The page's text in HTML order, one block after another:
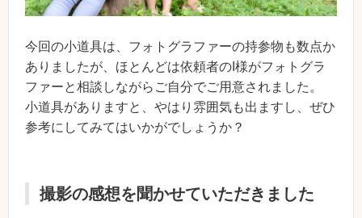
今回の小道具は、フォトグラファーの持参物も数点か
ありましたが、ほとんどは依頼者のI様がフォトグラ
ファーと相談しながらご自分でご用意されました。
小道具がありますと、やはり雰囲気も出ますし、ぜひ
参考にしてみてはいかがでしょうか？
撮影の感想を聞かせていただきました